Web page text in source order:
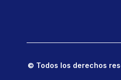
© Todos los derechos